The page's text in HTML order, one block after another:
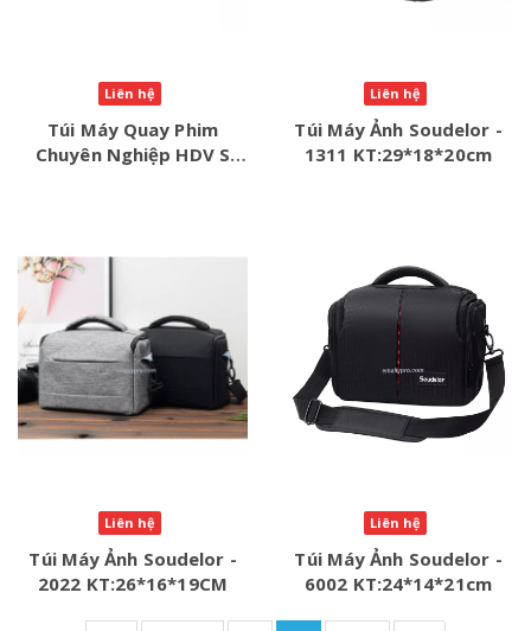
Liên hệ
Túi Máy Quay Phim
Chuyên Nghiệp HDV S
Liên hệ
Túi Máy Ảnh Soudelor -
1311 KT:29*18*20cm
Liên hệ
Túi Máy Ảnh Soudelor -
2022 KT:26*16*19CM
Liên hệ
Túi Máy Ảnh Soudelor -
6002 KT:24*14*21cm